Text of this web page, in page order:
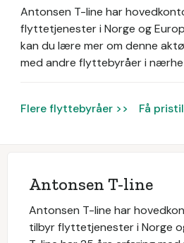
Antonsen T-line har
flyttetjenester i Norge og
kan du lære mer om denne
med andre flyttebyråer i
Flere flyttebyråer >> Få
Antonsen T-line
Antonsen T-line har
tilbyr flyttetjenester i Norge